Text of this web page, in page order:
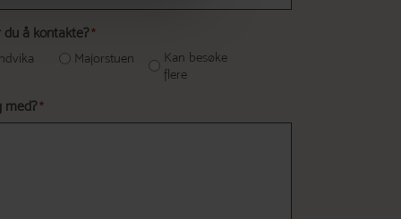
du å kontakte? *
Majorstuen
Kan besøke
flere
med? *